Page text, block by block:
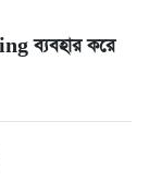
ব্যবহার করে